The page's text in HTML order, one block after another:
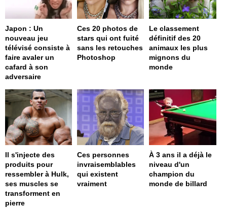
Japon : Un
nouveau jeu
télévisé consiste à
faire avaler un
cafard à son
adversaire
Ces 20 photos de
stars qui ont fuité
sans les retouches
Photoshop
Le classement
définitif des 20
animaux les plus
mignons du
monde
Il s'injecte des
produits pour
ressembler à Hulk,
ses muscles se
transforment en
pierre
Ces personnes
invraisemblables
qui existent
vraiment
À 3 ans il a déjà le
niveau d'un
champion du
monde de billard